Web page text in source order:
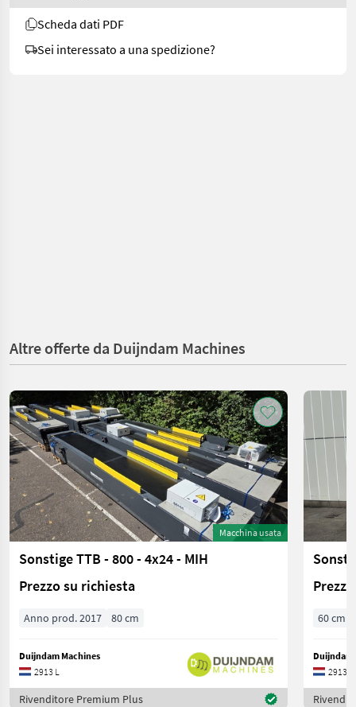
Scheda dati PDF
Sei interessato a una spedizione?
Altre offerte da Duijndam Machines
Macchina usata
Sonstige TTB - 800 - 4x24 - MIH
Prezzo su richiesta
Anno prod. 2017 80 cm
Duijndam Machines
2913 L
Rivenditore Premium Plus
60 cm
Duijndam
2913 L